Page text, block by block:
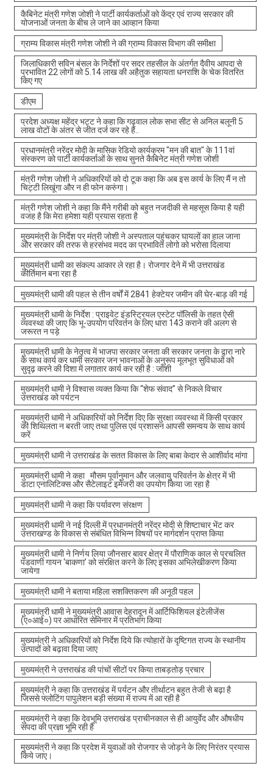
कैबिनेट मंत्री गणेश जोशी ने पार्टी कार्यकर्ताओं को केंद्र एवं राज्य सरकार की
योजनाओं जनता के बीच ले जाने का आव्हान किया
ग्राम्य विकास मंत्री गणेश जोशी ने की ग्राम्य विकास विभाग की समीक्षा
जिलाधिकारी सविन बंसल के निर्देशों पर सदर तहसील के अंतर्गत दैवीय आपदा से
प्रभावित 22 लोगों को 5.14 लाख की अहैतुक सहायता धनराशि के चेक वितरित
किए गए
डीएम
प्रदेश अध्यक्ष महेंद्र भट्ट ने कहा कि गढ़वाल लोक सभा सीट से अनिल बलूनी 5
लाख वोटों के अंतर से जीत दर्ज कर रहे हैं..
प्रधानमंत्री नरेंद्र मोदी के मासिक रेडियो कार्यक्रम "मन की बात" के 111वां
संस्करण को पार्टी कार्यकर्ताओं के साथ सुनते कैबिनेट मंत्री गणेश जोशी
मंत्री गणेश जोशी ने अधिकारियों को दो टूक कहा कि अब इस कार्य के लिए मैं न तो
चिट्टी लिखूंगा और न ही फोन करुंगा।
मंत्री गणेश जोशी ने कहा कि मैंने गरीबी को बहुत नजदीकी से महसूस किया है यही
वजह है कि मेरा हमेशा यही प्रयास रहता है
मुख्यमंत्री के निर्देश पर मंत्री जोशी ने अस्पताल पहुंचकर घायलों का हाल जाना
और सरकार की तरफ से हरसंभव मदद का प्रभावित लोगो को भरोसा दिलाया
मुख्यमंत्री धामी का संकल्प आकार ले रहा है। रोजगार देने में भी उत्तराखंड
कीर्तिमान बना रहा है
मुख्यमंत्री धामी की पहल से तीन वर्षों में 2841 हेक्टेयर जमीन की घेर-बाड़ की गई
मुख्यमंत्री धामी के निर्देश : प्राइवेट इंडस्ट्रियल एस्टेट पॉलिसी के तहत ऐसी
व्यवस्था की जाए कि भू-उपयोग परिवर्तन के लिए धारा 143 कराने की अलग से
जरूरत न पड़े
मुख्यमंत्री धामी के नेतृत्व में भाजपा सरकार जनता की सरकार जनता के द्वारा नारे
के साथ कार्य कर धामी सरकार जन भावनाओं के अनुरूप मूलभूत सुविधाओं को
सुदृढ़ करने की दिशा में लगातार कार्य कर रही है : जोशी
मुख्यमंत्री धामी ने विश्वास व्यक्त किया कि “शेफ संवाद” से निकले विचार
उत्तराखंड को पर्यटन
मुख्यमंत्री धामी ने अधिकारियों को निर्देश दिए कि सुरक्षा व्यवस्था में किसी प्रकार
की शिथिलता न बरती जाए तथा पुलिस एवं प्रशासन आपसी समन्वय के साथ कार्य
करें
मुख्यमंत्री धामी ने उत्तराखंड के सतत विकास के लिए बाबा केदार से आशीर्वाद मांगा
मुख्यमंत्री धामी ने कहा मौसम पूर्वानुमान और जलवायु परिवर्तन के क्षेत्र में भी
डाटा एनालिटिक्स और सैटेलाइट इमेजरी का उपयोग किया जा रहा है
मुख्यमंत्री धामी ने कहा कि पर्यावरण संरक्षण
मुख्यमंत्री धामी ने नई दिल्ली में प्रधानमंत्री नरेंद्र मोदी से शिष्टाचार भेंट कर
उत्तराखण्ड के विकास से संबंधित विभिन्न विषयों पर मार्गदर्शन प्राप्त किया
मुख्यमंत्री धामी ने निर्णय लिया जौनसार बावर क्षेत्र में पौराणिक काल से प्रचलित
पंडवाणी गायन ‘बाकणा’ को संरक्षित करने के लिए इसका अभिलेखीकरण किया
जायेगा
मुख्यमंत्री धामी ने बताया महिला सशक्तिकरण की अनूठी पहल
मुख्यमंत्री धामी ने मुख्यमंत्री आवास देहरादून में आर्टिफिशियल इंटेलीजेंस
(ए०आई०) पर आधारित सेमिनार में प्रतिभाग किया
मुख्यमंत्री ने अधिकारियों को निर्देश दिये कि त्योहारों के दृष्टिगत राज्य के स्थानीय
उत्पादों को बढ़ावा दिया जाए
मुख्यमंत्री ने उत्तराखंड की पांचों सीटों पर किया ताबड़तोड़ प्रचार
मुख्यमंत्री ने कहा कि उत्तराखंड में पर्यटन और तीर्थाटन बहुत तेजी से बढ़ा है
जिससे फ्लोटिंग पापुलेशन बड़ी संख्या में राज्य में आ रही है
मुख्यमंत्री ने कहा कि देवभूमि उत्तराखंड प्राचीनकाल से ही आयुर्वेद और औषधीय
संपदा की प्रज्ञा भूमि रही है
मुख्यमंत्री ने कहा कि प्रदेश में युवाओं को रोजगार से जोड़ने के लिए निरंतर प्रयास
किये जाए।